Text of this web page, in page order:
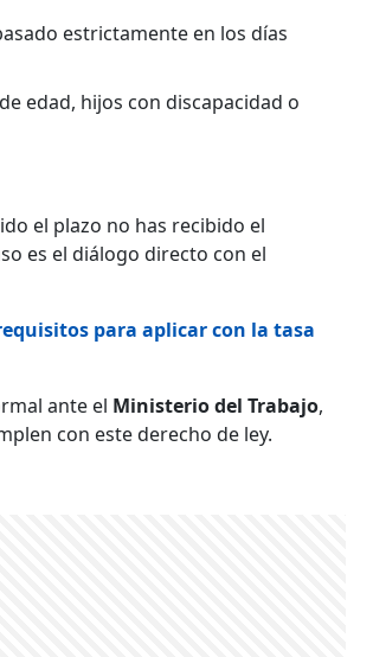
estrictamente en los días
edad, hijos con discapacidad o
el plazo no has recibido el
es el diálogo directo con el
para aplicar con la tasa
ante el Ministerio del Trabajo,
con este derecho de ley.